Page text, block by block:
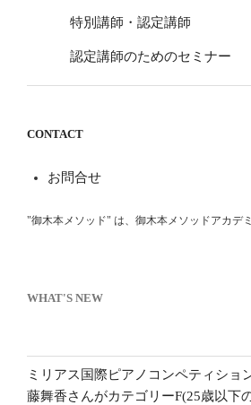
特別講師・認定講師
認定講師のためのセミナー
CONTACT
お問合せ
"御木本メソッド" は、御木本メソッドアカデ
WHAT'S NEW
ミリアス国際ピアノコンペティショ
藤舞香さんがカテゴリーF(25歳以下